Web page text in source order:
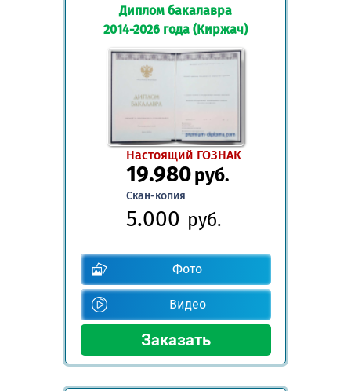
Диплом бакалавра
2014-2026 года (Киржач)
Настоящий ГОЗНАК
19.980руб.
Скан-копия
5.000 руб.
Фото
Видео